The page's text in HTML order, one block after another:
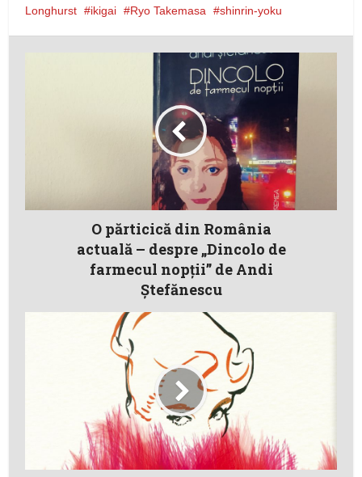
Longhurst
ikigai Ryo Takemasa shinrin-yoku
O părticică din România
actuală – despre „Dincolo de
farmecul nopţii” de Andi
Ştefănescu